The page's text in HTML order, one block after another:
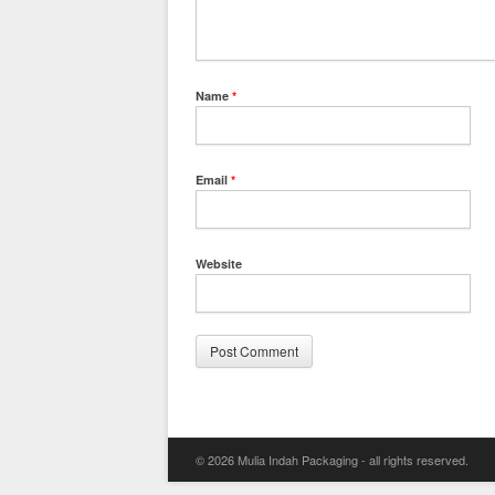
Name *
Email *
Website
© 2026 Mulia Indah Packaging - all rights reserved.